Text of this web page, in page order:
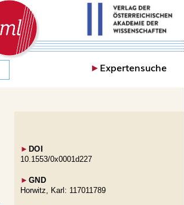
►Expertensuche
► DOI
10.1553/0x0001d227
► GND
Horwitz, Karl: 117011789